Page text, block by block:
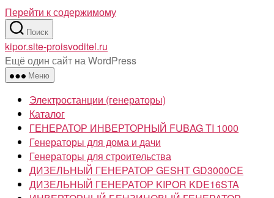
Перейти к содержимому
Поиск
kipor.site-proisvoditel.ru
Ещё один сайт на WordPress
Меню
Электростанции (генераторы)
Каталог
ГЕНЕРАТОР ИНВЕРТОРНЫЙ FUBAG TI 1000
Генераторы для дома и дачи
Генераторы для строительства
ДИЗЕЛЬНЫЙ ГЕНЕРАТОР GESHT GD3000CE
ДИЗЕЛЬНЫЙ ГЕНЕРАТОР KIPOR KDE16STA